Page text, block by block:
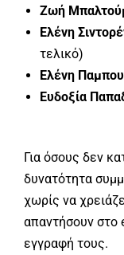
Ζωή
Ελένη
τελικό)
Ελένη
Ευδοξία
Για όσους δεν
δυνατότητα
χωρίς να
απαντήσουν στο
εγγραφή τους.